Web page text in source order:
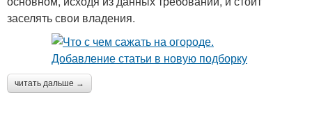
заселять свои владения.
читать дальше →